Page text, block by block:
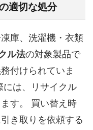
適切な処分
庫、洗濯機・衣類
ル法の対象製品で
付けられていま
には、リサイクル
す。 買い替え時
き取りを依頼する